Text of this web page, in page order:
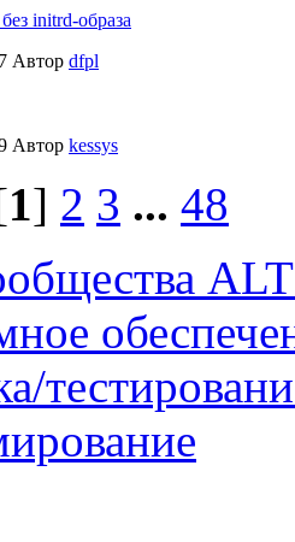
initrd-образа
Автор dfpl
Автор kessys
1] 2 3 ... 48